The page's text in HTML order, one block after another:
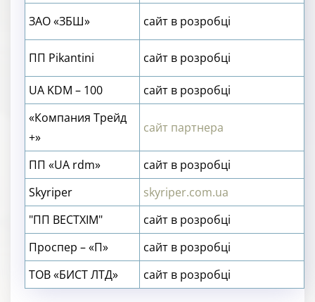
ЗАО «ЗБШ» сайт в розробці
ПП Pikantini сайт в розробці
UA KDM – 100
сайт в розробці
«Компания Трейд
+»
сайт партнера
ПП «UA rdm»
сайт в розробці
Skyriper
skyriper.com.ua
"ПП ВЕСТХІМ"
сайт в розробці
Проспер – «П»
сайт в розробці
ТОВ «БИСТ ЛТД»
сайт в розробці